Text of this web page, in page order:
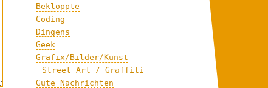
Bekloppte
Coding
Dingens
Geek
Grafix/Bilder/Kunst
Street Art / Graffiti
Gute Nachrichten